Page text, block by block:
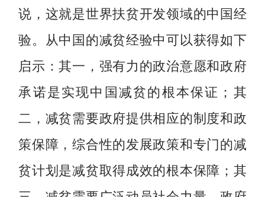
说，这就是世界扶贫开发领域的中国经
验。从中国的减贫经验中可以获得如下
启示：其一，强有力的政治意愿和政府
承诺是实现中国减贫的根本保证；其
二，减贫需要政府提供相应的制度和政
策保障，综合性的发展政策和专门的减
贫计划是减贫取得成效的根本保障；其